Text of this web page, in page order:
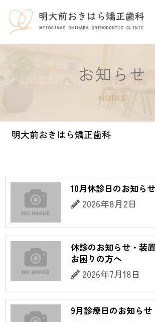
お知らせ
NOTICE
明大前おきはら矯正歯科
10月休診日のお知らせ
2026年8月2日
休診のお知らせ・装
お困りの方へ
2026年7月18日
9月診療日のお知らせ